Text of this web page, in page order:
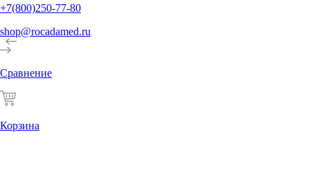
+7(800)250-77-80
shop@rocadamed.ru
Сравнение
Корзина